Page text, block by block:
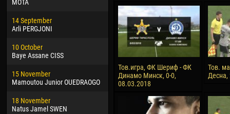
MOTA
14 September
Arli PERGJONI
10 October
Baye Assane CISS
15 November
Mamoutou Junior OUEDRAOGO
18 November
Natus Jamel SWEN
24 February
Vladislav COSTIN
02 March
Veaceslav COZMA
09 March
Emmanuel AFETSE
Jayder Moreno ASPRILLA
13
15
24
Тов.игра, ФК Шериф - ФК
Динамо Минск, 0-0,
08.03.2018
Тов.
Десна,